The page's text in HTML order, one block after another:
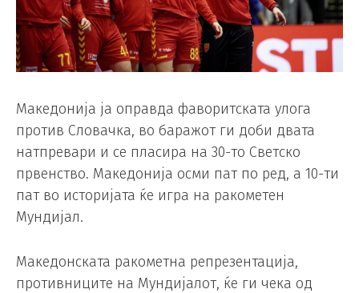
Македонија ја оправда фаворитската улога
против Словачка, во баражот ги доби двата
натпревари и се пласира на 30-то Светско
првенство. Македонија осми пат по ред, а 10-ти
пат во историјата ќе игра на ракометен
Мундијал.
Македонската ракометна репрезентација,
противниците на Мундијалот, ќе ги чека од